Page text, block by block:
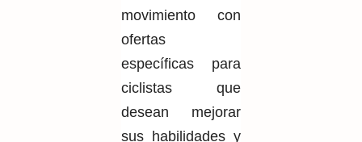
movimiento con
ofertas
específicas para
ciclistas que
desean mejorar
sus habilidades y